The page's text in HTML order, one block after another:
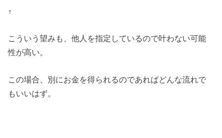
↑
こういう望みも、他人を指定しているので叶わない可能
性が高い。
この場合、別にお金を得られるのであればどんな流れで
もいいはず。